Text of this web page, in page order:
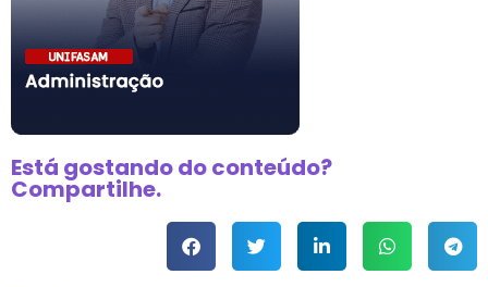
Está gostando do conteúdo?
Compartilhe.